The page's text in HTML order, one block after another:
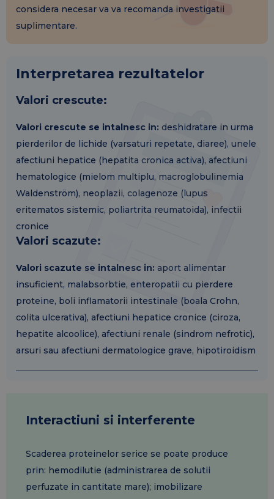
considera necesar va va recomanda investigatii
suplimentare.
Interpretarea rezultatelor
Valori crescute:
Valori crescute se intalnesc in: deshidratare in urma
pierderilor de lichide (varsaturi repetate, diaree), unele
afectiuni hepatice (hepatita cronica activa), afectiuni
hematologice (mielom multiplu, macroglobulinemia
Waldenström), neoplazii, colagenoze (lupus
eritematos sistemic, poliartrita reumatoida), infectii
cronice
Valori scazute:
Valori scazute se intalnesc in: aport alimentar
insuficient, malabsorbtie, enteropatii cu pierdere
proteine, boli inflamatorii intestinale (boala Crohn,
colita ulcerativa), afectiuni hepatice cronice (ciroza,
hepatite alcoolice), afectiuni renale (sindrom nefrotic),
arsuri sau afectiuni dermatologice grave, hipotiroidism
Interactiuni si interferente
Scaderea proteinelor serice se poate produce
prin: hemodilutie (administrarea de solutii
perfuzate in cantitate mare); imobilizare